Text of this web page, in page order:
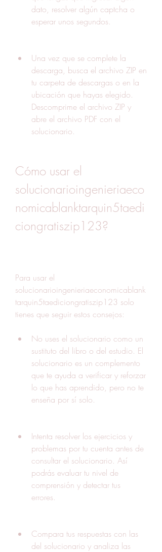
dato, resolver algún captcha o
esperar unos segundos.
Una vez que se complete la
descarga, busca el archivo ZIP en
tu carpeta de descargas o en la
ubicación que hayas elegido.
Descomprime el archivo ZIP y
abre el archivo PDF con el
solucionario.
Cómo usar el
solucionarioingenieriaeco
nomicablanktarquin5taedi
ciongratiszip123?
Para usar el
solucionarioingenieriaeconomicablank
tarquin5taediciongratiszip123 solo
tienes que seguir estos consejos:
No uses el solucionario como un
sustituto del libro o del estudio. El
solucionario es un complemento
que te ayuda a verificar y reforzar
lo que has aprendido, pero no te
enseña por sí solo.
Intenta resolver los ejercicios y
problemas por tu cuenta antes de
consultar el solucionario. Así
podrás evaluar tu nivel de
comprensión y detectar tus
errores.
Compara tus respuestas con las
del solucionario y analiza las